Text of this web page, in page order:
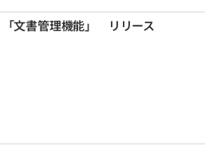
「文書管理機能」 リリース